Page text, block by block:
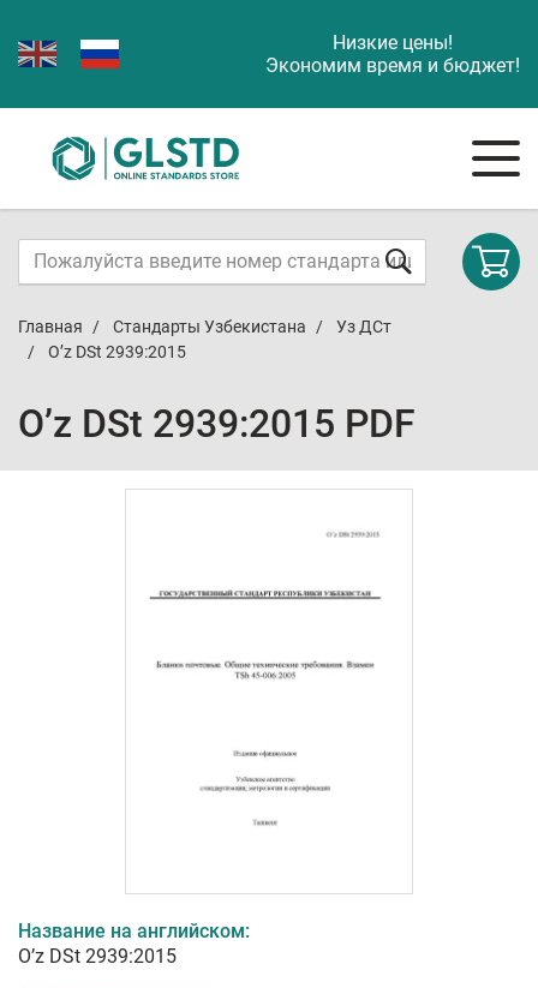
Низкие цены!
Экономим время и бюджет!
Главная Стандарты Узбекистана
Уз ДСт
O’z DSt 2939:2015
O’z DSt 2939:2015 PDF
Название на английском:
O’z DSt 2939:2015